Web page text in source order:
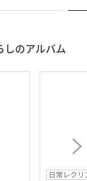
しのアルバム
日常レク